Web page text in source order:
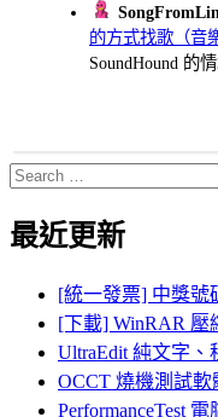
的方式找歌（音
SoundHound 的情
Search
for:
最近更新
[統一發票] 中獎號
[下載] WinRAR 壓
UltraEdit 純文字、
OCCT 燒機測試軟
PerformanceTest